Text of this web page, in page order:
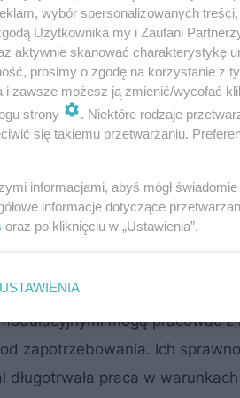
z niepełnym wykorzystaniem
taka sytuacja jest
niż potrzeba, nie ma
częste.
mogą pracować
zapotrzebowania. Ich
praca w
wybór spersonalizowanych
Użytkownika my i Zaufani
aktywnie skanować charakterystykę
prosimy o zgodę na korzystanie z
i zawsze możesz ją zmienić/wycofać
strony
. Niektóre rodzaje
się takiemu przetwarzaniu.
informacjami, abyś mógł
informacje dotyczące
oraz po kliknięciu w „Ustawienia”.
USTAWIENIA